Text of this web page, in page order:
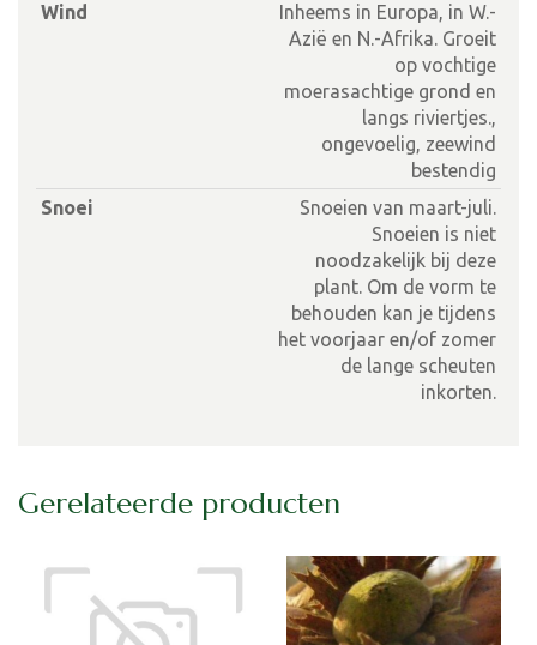
Wind
Inheems in Europa, in W.-
Azië en N.-Afrika. Groeit
op vochtige
moerasachtige grond en
langs riviertjes.,
ongevoelig, zeewind
bestendig
Snoei
Snoeien van maart-juli.
Snoeien is niet
noodzakelijk bij deze
plant. Om de vorm te
behouden kan je tijdens
het voorjaar en/of zomer
de lange scheuten
inkorten.
Gerelateerde producten